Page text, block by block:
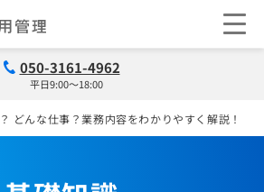
050-3161-4962
平日9:00～18:00
どんな仕事？業務内容をわかりやすく解説！